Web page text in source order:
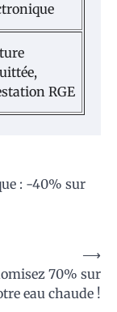
RGE
: -40% sur
70% sur
eau chaude !
⟶